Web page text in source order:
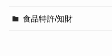
食品特許/知財